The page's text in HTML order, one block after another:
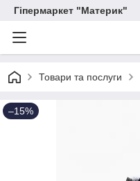
Гіпермаркет "Материк"
Товари та послуги
–15%